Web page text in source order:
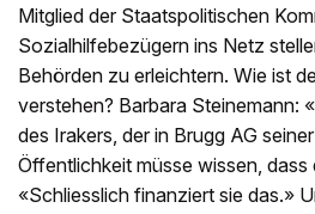
Mitglied der Staatspolitischen
Sozialhilfebezügern ins Netz
Behörden zu erleichtern. Wie ist
verstehen? Barbara Steinemann:
des Irakers, der in Brugg AG
Öffentlichkeit müsse wissen,
«Schliesslich finanziert sie das.»